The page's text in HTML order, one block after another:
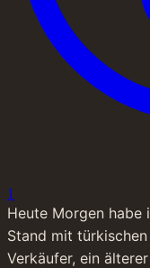
1
Heute Morgen habe
Stand mit
Verkäufer, ein